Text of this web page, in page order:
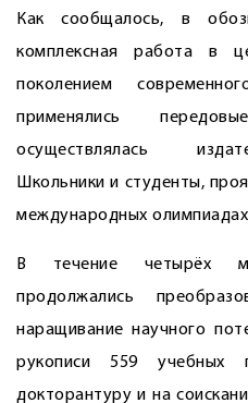
Как сообщалось, в
комплексная работа в
поколением
применялись
осуществлялась
Школьники и студенты,
международных
В течение четырёх
продолжались
наращивание научного
рукописи 559 учебных
докторантуру и на